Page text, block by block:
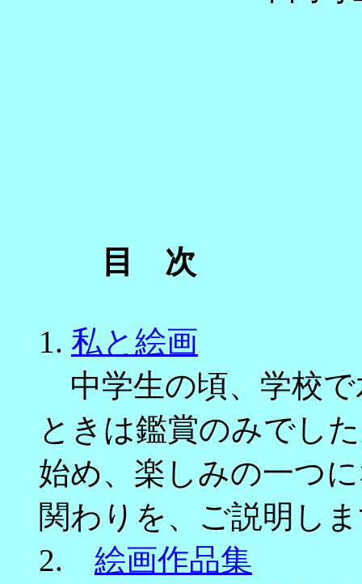
目 次
1. 私と絵画
中学生の頃、学校
ときは鑑賞のみでし
始め、楽しみの一つ
関わりを、ご説明し
2. 絵画作品集